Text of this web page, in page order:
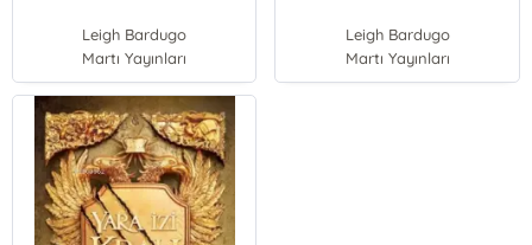
Leigh Bardugo
Martı Yayınları
Leigh Bardugo
Martı Yayınları